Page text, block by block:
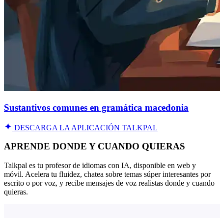
Sustantivos comunes en gramática macedonia
DESCARGA LA APLICACIÓN TALKPAL
APRENDE DONDE Y CUANDO QUIERAS
Talkpal es tu profesor de idiomas con IA, disponible en web y
móvil. Acelera tu fluidez, chatea sobre temas súper interesantes por
escrito o por voz, y recibe mensajes de voz realistas donde y cuando
quieras.